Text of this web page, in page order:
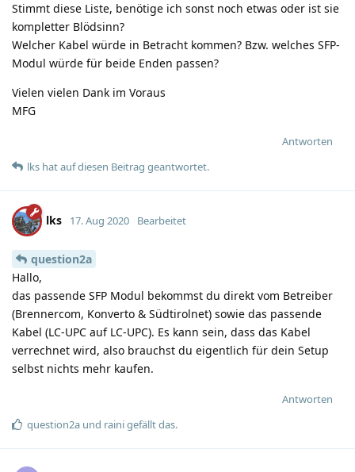
Stimmt diese Liste, benötige ich sonst noch etwas oder ist sie
kompletter Blödsinn?
Welcher Kabel würde in Betracht kommen? Bzw. welches SFP-
Modul würde für beide Enden passen?
Vielen vielen Dank im Voraus
MFG
Antworten
lks hatauf diesen Beitrag geantwortet.
lks 17. Aug 2020 Bearbeitet
question2a
Hallo,
das passende SFP Modul bekommst du direkt vom Betreiber
(Brennercom, Konverto & Südtirolnet) sowie das passende
Kabel (LC-UPC auf LC-UPC). Es kann sein, dass das Kabel
verrechnet wird, also brauchst du eigentlich für dein Setup
selbst nichts mehr kaufen.
Antworten
question2a und rainigefällt das.